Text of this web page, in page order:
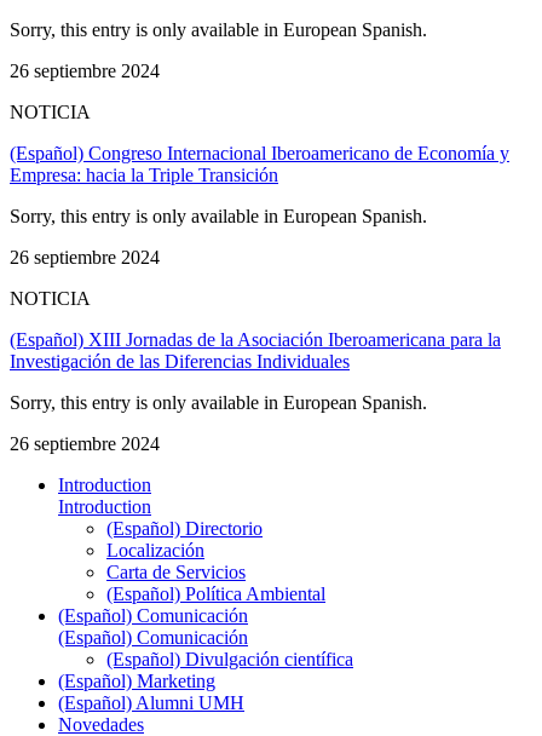
Sorry, this entry is only available in European Spanish.
26 septiembre 2024
NOTICIA
(Español) Congreso Internacional Iberoamericano de Economía y
Empresa: hacia la Triple Transición
Sorry, this entry is only available in European Spanish.
26 septiembre 2024
NOTICIA
(Español) XIII Jornadas de la Asociación Iberoamericana para la
Investigación de las Diferencias Individuales
Sorry, this entry is only available in European Spanish.
26 septiembre 2024
Introduction
Introduction
(Español) Directorio
Localización
Carta de Servicios
(Español) Política Ambiental
(Español) Comunicación
(Español) Comunicación
(Español) Divulgación científica
(Español) Marketing
(Español) Alumni UMH
Novedades